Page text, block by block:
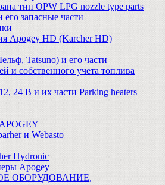
тип OPW LPG nozzle type parts
запасные части
Apogey HD (Karcher HD)
Tatsuno) и его части
и собственного учета топлива
24 В и их части Parking heaters
и Webasto
Hydronic
Apogey
ОБОРУДОВАНИЕ,